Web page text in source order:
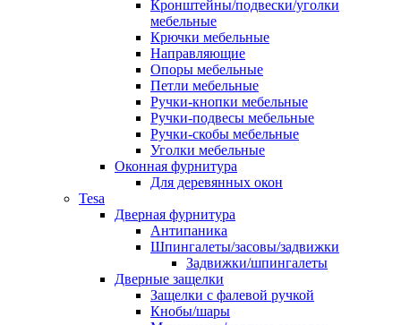
Кронштейны/подвески/уголки
мебельные
Крючки мебельные
Направляющие
Опоры мебельные
Петли мебельные
Ручки-кнопки мебельные
Ручки-подвесы мебельные
Ручки-скобы мебельные
Уголки мебельные
Оконная фурнитура
Для деревянных окон
Tesa
Дверная фурнитура
Антипаника
Шпингалеты/засовы/задвижки
Задвижки/шпингалеты
Дверные защелки
Защелки с фалевой ручкой
Кнобы/шары